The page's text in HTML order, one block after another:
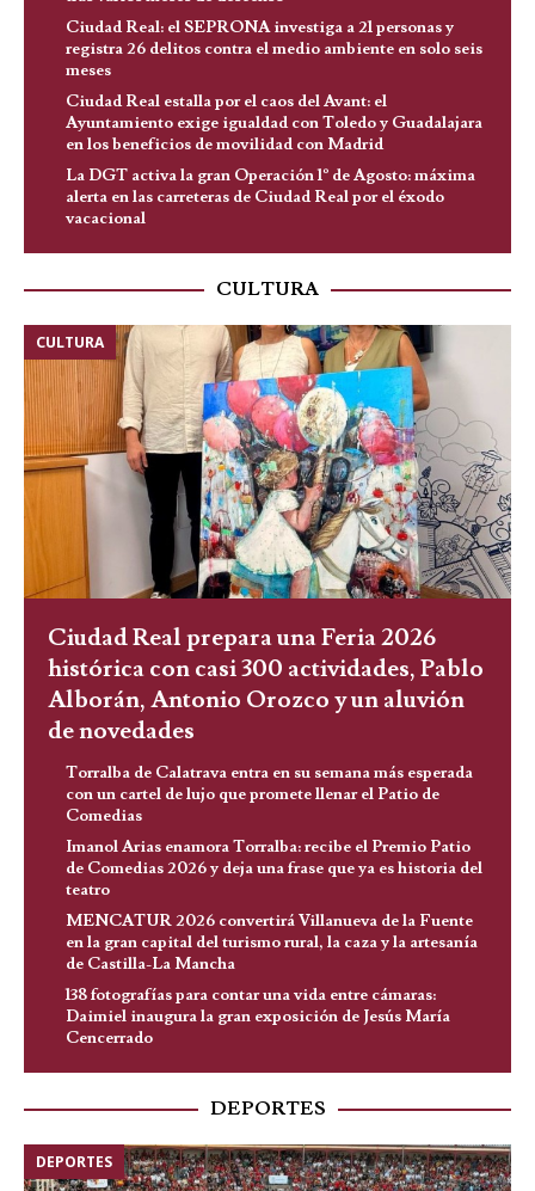
Ciudad Real: el SEPRONA investiga a 21 personas y
registra 26 delitos contra el medio ambiente en solo seis
meses
Ciudad Real estalla por el caos del Avant: el
Ayuntamiento exige igualdad con Toledo y Guadalajara
en los beneficios de movilidad con Madrid
La DGT activa la gran Operación 1º de Agosto: máxima
alerta en las carreteras de Ciudad Real por el éxodo
vacacional
CULTURA
CULTURA
Ciudad Real prepara una Feria 2026
histórica con casi 300 actividades, Pablo
Alborán, Antonio Orozco y un aluvión
de novedades
Torralba de Calatrava entra en su semana más esperada
con un cartel de lujo que promete llenar el Patio de
Comedias
Imanol Arias enamora Torralba: recibe el Premio Patio
de Comedias 2026 y deja una frase que ya es historia del
teatro
MENCATUR 2026 convertirá Villanueva de la Fuente
en la gran capital del turismo rural, la caza y la artesanía
de Castilla-La Mancha
138 fotografías para contar una vida entre cámaras:
Daimiel inaugura la gran exposición de Jesús María
Cencerrado
DEPORTES
DEPORTES